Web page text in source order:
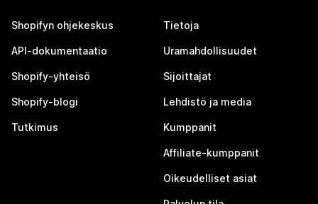
Shopifyn ohjekeskus
API-dokumentaatio
Shopify-yhteisö
Shopify-blogi
Tutkimus
Tietoja
Uramahdollisuudet
Sijoittajat
Lehdistö ja media
Kumppanit
Affiliate-kumppanit
Oikeudelliset asiat